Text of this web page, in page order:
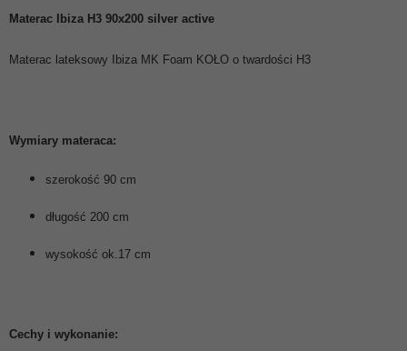
Materac Ibiza H3 90x200 silver active
Materac lateksowy Ibiza MK Foam KOŁO o twardości H3
Wymiary materaca:
szerokość 90 cm
długość 200 cm
wysokość ok.17 cm
Cechy i wykonanie: